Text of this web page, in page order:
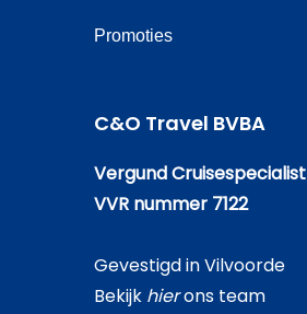
Promoties
C&O Travel BVBA
Vergund Cruisespecialist
VVR nummer 7122
Gevestigd in Vilvoorde
Bekijk hierons team